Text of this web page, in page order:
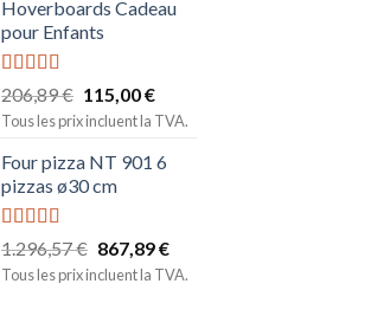
Hoverboards Cadeau
pour Enfants
Note5.00
sur 5
206,89€ 115,00€
Tous les prix incluent la TVA.
Four pizza NT 901 6
pizzas ø30 cm
Note5.00
1.296,57€ 867,89€
Tous les prix incluent la TVA.